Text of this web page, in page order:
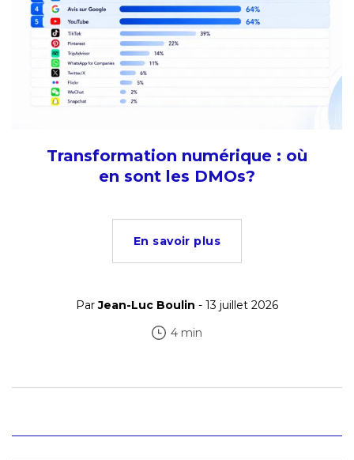
Transformation numérique : où
en sont les DMOs?
En savoir plus
ParJean-Luc Boulin - 13 juillet 2026
4 min